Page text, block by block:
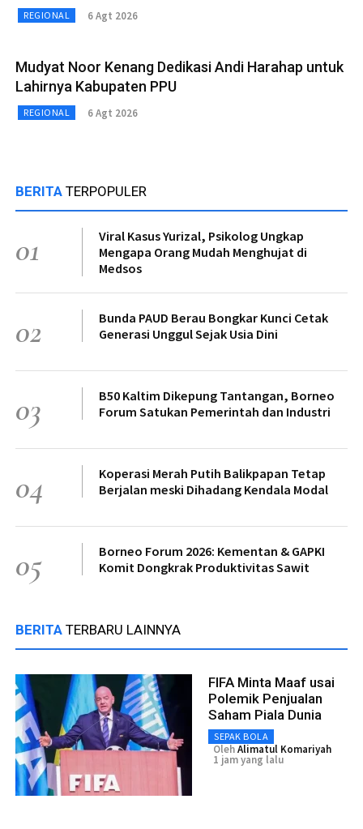
REGIONAL 6 Agt 2026
Mudyat Noor Kenang Dedikasi Andi Harahap untuk
Lahirnya Kabupaten PPU
REGIONAL 6 Agt 2026
BERITA TERPOPULER
01
Viral Kasus Yurizal, Psikolog Ungkap
Mengapa Orang Mudah Menghujat di
Medsos
02
Bunda PAUD Berau Bongkar Kunci Cetak
Generasi Unggul Sejak Usia Dini
03
B50 Kaltim Dikepung Tantangan, Borneo
Forum Satukan Pemerintah dan Industri
04
Koperasi Merah Putih Balikpapan Tetap
Berjalan meski Dihadang Kendala Modal
05
Borneo Forum 2026: Kementan & GAPKI
Komit Dongkrak Produktivitas Sawit
BERITA TERBARU LAINNYA
FIFA Minta Maaf usai
Polemik Penjualan
Saham Piala Dunia
SEPAK BOLA
OlehAlimatul Komariyah
1 jam yang lalu